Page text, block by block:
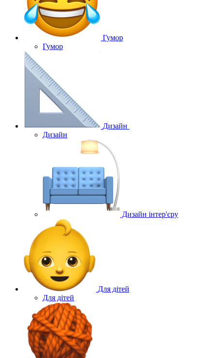
Гумор
Гумор
Дизайн
Дизайн
Дизайн інтер'єру
Для дітей
Для дітей